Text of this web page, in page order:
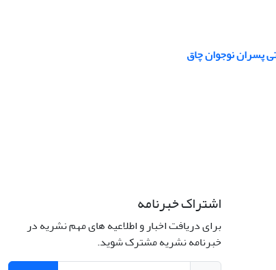
پسران نوجوان چاق
اشتراک خبرنامه
برای دریافت اخبار و اطلاعیه های مهم نشریه در
خبرنامه نشریه مشترک شوید.